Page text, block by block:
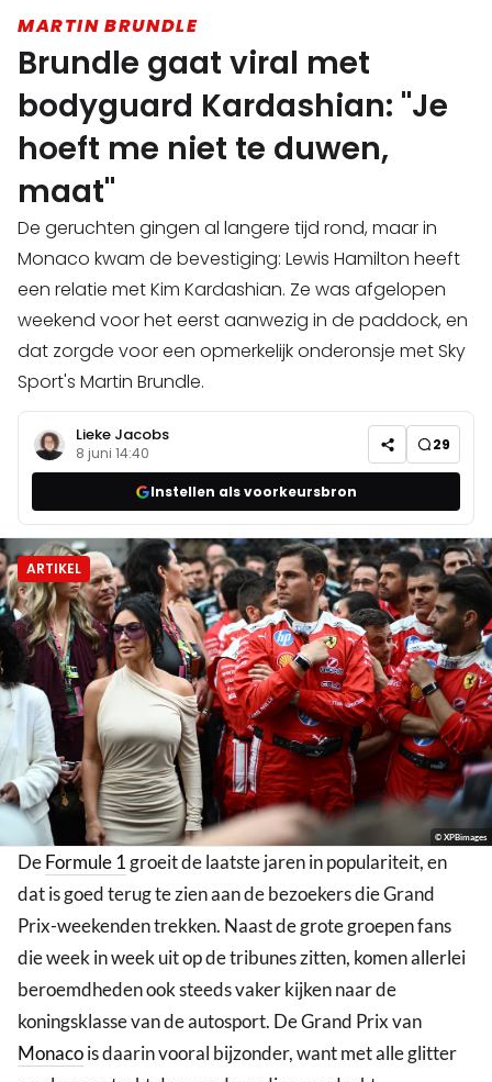
MARTIN BRUNDLE
Brundle gaat viral met
bodyguard Kardashian: "Je
hoeft me niet te duwen,
maat"
De geruchten gingen al langere tijd rond, maar in
Monaco kwam de bevestiging: Lewis Hamilton heeft
een relatie met Kim Kardashian. Ze was afgelopen
weekend voor het eerst aanwezig in de paddock, en
dat zorgde voor een opmerkelijk onderonsje met Sky
Sport's Martin Brundle.
Lieke Jacobs
8 juni 14:40 29
Instellen als voorkeursbron
ARTIKEL
© XPBimages
DeFormule 1groeit de laatste jaren in populariteit, en
dat is goed terug te zien aan de bezoekers die Grand
Prix-weekenden trekken. Naast de grote groepen fans
die week in week uit op de tribunes zitten, komen allerlei
beroemdheden ook steeds vaker kijken naar de
koningsklasse van de autosport. De Grand Prix van
Monacois daarin vooral bijzonder, want met alle glitter